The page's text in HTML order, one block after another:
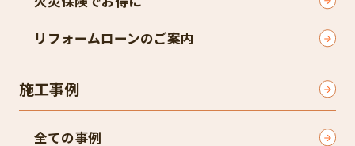
リフォームローンのご案内
施工事例
全ての事例